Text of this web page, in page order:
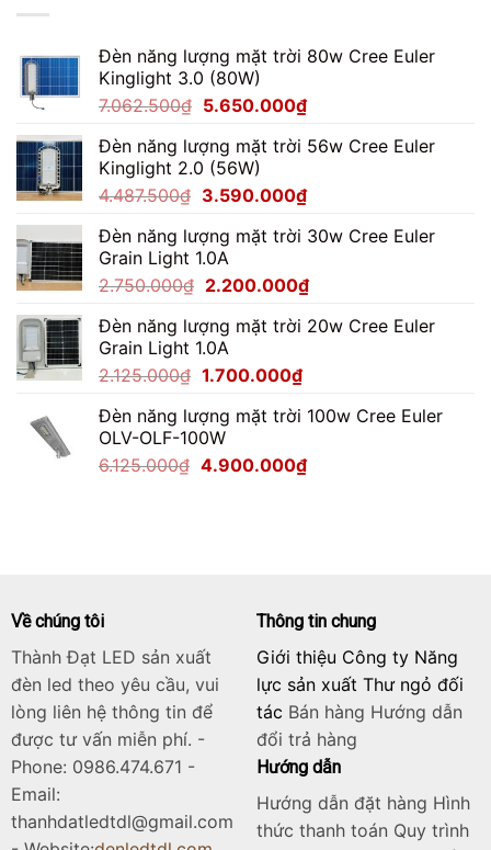
Chi
Tiết
A
Z
Đèn năng lượng mặt trời 80w Cree Euler
Kinglight 3.0 (80W)
7.062.500₫ Giá
là:
7.062.500₫.
5.650.000₫Giá
tại
5.650.000₫.
Đèn năng lượng mặt trời 56w Cree Euler
Kinglight 2.0 (56W)
4.487.500₫ Giá
là:
4.487.500₫.
3.590.000₫Giá
tại
3.590.000₫.
Đèn năng lượng mặt trời 30w Cree Euler
Grain Light 1.0A
2.750.000₫ Giá
là:
2.750.000₫.
2.200.000₫Giá
tại
Đèn năng lượng mặt trời 20w Cree Euler
Grain Light 1.0A
2.125.000₫ Giá
là:
2.125.000₫.
1.700.000₫Giá
tại
1.700.000₫.
Đèn năng lượng mặt trời 100w Cree Euler
OLV-OLF-100W
6.125.000₫ Giá
4.900.000₫Giá
Về chúng tôi
Thành Đạt LED sản xuất
đèn led theo yêu cầu, vui
lòng liên hệ thông tin để
được tư vấn miễn phí. -
Phone: 0986.474.671 -
Email:
thanhdatledtdl@gmail.com
Thông tin chung
Giới thiệu Công ty Năng
lực sản xuất Thư ngỏ đối
tác Bán hàng Hướng dẫn
đổi trả hàng
Hướng dẫn
Hướng dẫn đặt hàng Hình
thức thanh toán Quy trình